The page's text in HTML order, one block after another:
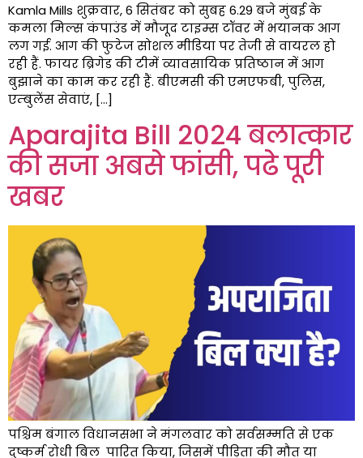
Kamla Mills शुक्रवार, 6 सितंबर को सुबह 6.29 बजे मुंबई के
कमला मिल्स कंपाउंड में मौजूद टाइम्स टॉवर में भयानक आग
लग गई. आग की फुटेज सोशल मीडिया पर तेजी से वायरल हो
रही हैं. फायर ब्रिगेड की टीमें व्यावसायिक प्रतिष्ठान में आग
बुझाने का काम कर रही हैं. बीएमसी की एमएफबी, पुलिस,
एम्बुलेंस सेवाएं, […]
Aparajita Bill 2024 बलात्कार
की सजा अबसे फांसी, पढे पूरी
खबर
पश्चिम बंगाल विधानसभा ने मंगलवार को सर्वसम्मति से एक
दुष्कर्म रोधी बिल पारित किया, जिसमें पीड़िता की मौत या